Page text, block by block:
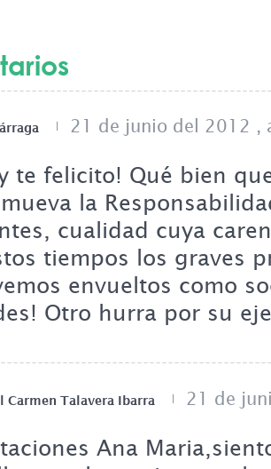
21 de junio del 2012 ,
te felicito! Qué bien
la
cualidad cuya
tiempos los graves
envueltos como
Otro hurra por su
Carmen Talavera Ibarra 21 de
Ana